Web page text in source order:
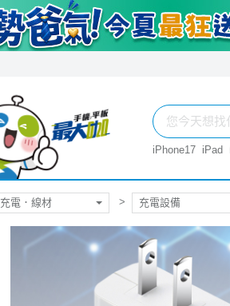
iPhone17 iPad
充電．線材 充電設備